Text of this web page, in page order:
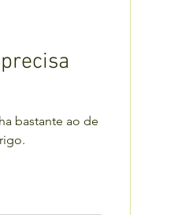
bastante ao de